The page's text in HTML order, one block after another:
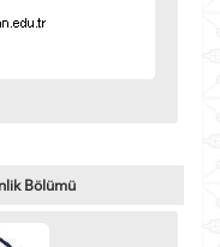
Bölümü